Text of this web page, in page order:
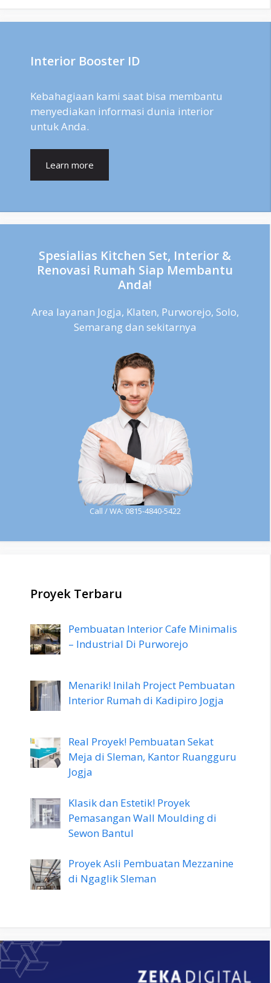
Interior Booster ID
Kebahagiaan kami saat bisa membantu
menyediakan informasi dunia interior
untuk Anda.
Learn more
Spesialias Kitchen Set, Interior &
Renovasi Rumah Siap Membantu
Anda!
Area layanan Jogja, Klaten, Purworejo, Solo,
Semarang dan sekitarnya
Call / WA: 0815-4840-5422
Proyek Terbaru
Pembuatan Interior Cafe Minimalis
– Industrial Di Purworejo
Menarik! Inilah Project Pembuatan
Interior Rumah di Kadipiro Jogja
Real Proyek! Pembuatan Sekat
Meja di Sleman, Kantor Ruangguru
Jogja
Klasik dan Estetik! Proyek
Pemasangan Wall Moulding di
Sewon Bantul
Proyek Asli Pembuatan Mezzanine
di Ngaglik Sleman